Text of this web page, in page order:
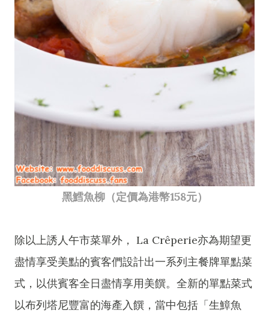
黑鱈魚柳（定價為港幣158元）
除以上誘人午市菜單外， La Crêperie亦為期望更
盡情享受美點的賓客們設計出一系列主餐牌單點菜
式，以供賓客全日盡情享用美饌。全新的單點菜式
以布列塔尼豐富的海產入饌，當中包括「生鱆魚